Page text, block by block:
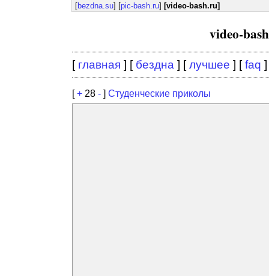
[bezdna.su] [pic-bash.ru] [video-bash.ru]
video-
[ главная ] [ бездна ] [лучшее ] [faq ]
[+ 28 - ] Студенческие приколы